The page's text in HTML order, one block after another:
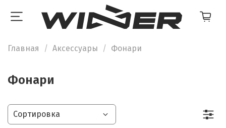
Главная Аксессуары Фонари
Фонари